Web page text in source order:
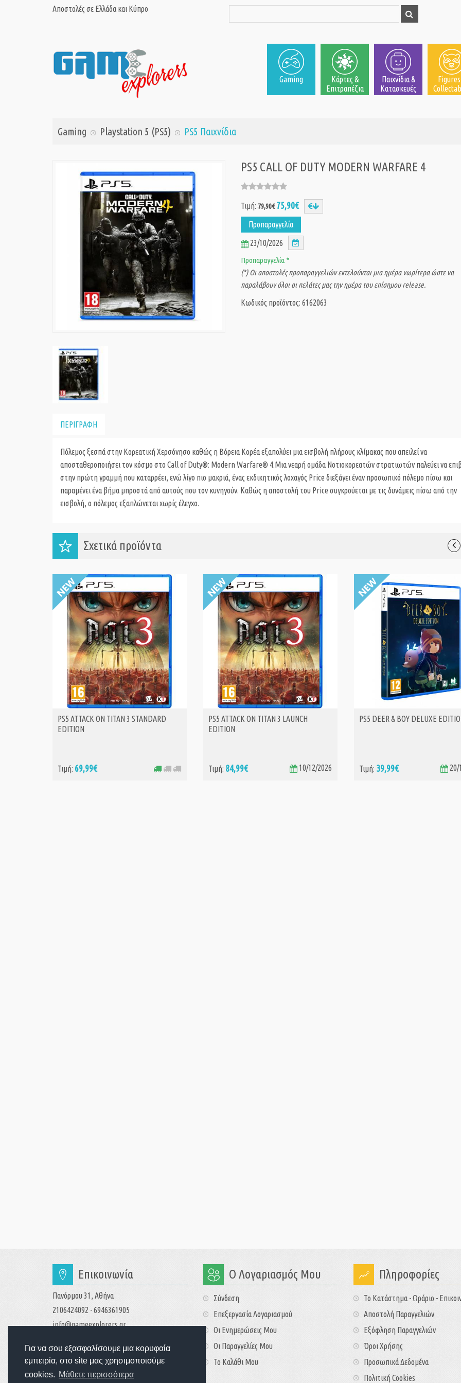
Για να σου εξασφαλίσουμε μια κορυφαία
εμπειρία, στο site μας χρησιμοποιούμε
cookies. Μάθετε περισσότερα
Αποστολές σε Ελλάδα και Κύπρο
Gaming
Κάρτες &
Επιτραπέζια
Παιχνίδια &
Κατασκευές
Gaming Playstation 5 (PS5) PS5 Παιχνίδια
PS5 CALL OF DUTY MODERN WARFARE 4
Τιμή:79,90€ 75,90€
Προπαραγγελία
23/10/2026
Προπαραγγελία *
(*) Οι αποστολές προπαραγγελιών εκτελούνται μια ημέρα νωρίτερα ώστε να
παραλάβουν όλοι οι πελάτες μας την ημέρα του επίσημου release.
Κωδικός προϊόντος: 6162063
ΠΕΡΙΓΡΑΦΗ
Πόλεμος ξεσπά στην Κορεατική Χερσόνησο καθώς η Βόρεια Κορέα εξαπολύει μια εισβολή πλήρους κλίμακας που απειλεί να
αποσταθεροποιήσει τον κόσμο στο Call of Duty®: Modern Warfare® 4.Μια νεαρή ομάδα Νοτιοκορεατών στρατιωτών παλεύει να
στην πρώτη γραμμή που καταρρέει, ενώ λίγο πιο μακριά, ένας εκδικητικός λοχαγός Price διεξάγει έναν προσωπικό πόλεμο πίσω και
παραμένει ένα βήμα μπροστά από αυτούς που τον κυνηγούν. Καθώς η αποστολή του Price συγκρούεται με τις δυνάμεις πίσω από την
εισβολή, ο πόλεμος εξαπλώνεται χωρίς έλεγχο.
Σχετικά προϊόντα
ΑΓΟΡΑ
PS5 ATTACK ON TITAN 3 STANDARD
EDITION
Τιμή: 69,99€
ΑΓΟΡΑ
PS5 ATTACK ON TITAN 3 LAUNCH
EDITION
Τιμή: 84,99€ 10/12/2026
ΑΓΟΡΑ
PS5 DEER & BOY DELUXE
Τιμή: 39,99€ 20/
Επικοινωνία
Πανόρμου 31, Αθήνα
2106424092 - 6946361905
info@gameexplorers.gr
Ο Λογαριασμός Μου
Σύνδεση
Επεξεργασία Λογαριασμού
Οι Ενημερώσεις Μου
Οι Παραγγελίες Μου
Το Καλάθι Μου
Πληροφορίες
Το Κατάστημα - Ωράριο -
Αποστολή Παραγγελιών
Εξόφληση Παραγγελιών
Όροι Χρήσης
Προσωπικά Δεδομένα
Πολιτική Cookies